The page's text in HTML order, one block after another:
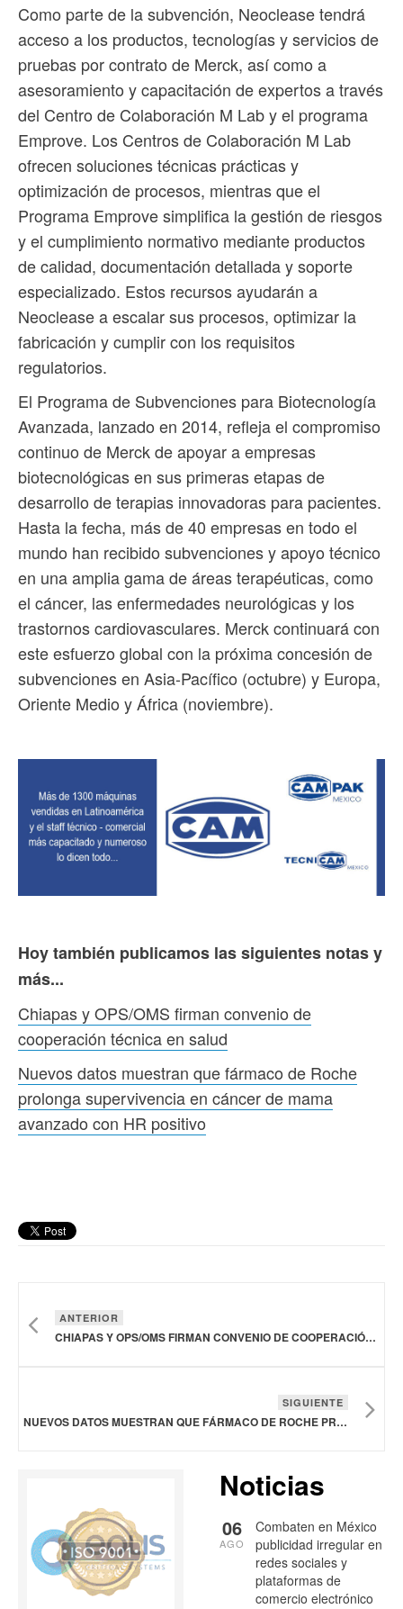
Como parte de la subvención, Neoclease tendrá
acceso a los productos, tecnologías y servicios de
pruebas por contrato de Merck, así como a
asesoramiento y capacitación de expertos a través
del Centro de Colaboración M Lab y el programa
Emprove. Los Centros de Colaboración M Lab
ofrecen soluciones técnicas prácticas y
optimización de procesos, mientras que el
Programa Emprove simplifica la gestión de riesgos
y el cumplimiento normativo mediante productos
de calidad, documentación detallada y soporte
especializado. Estos recursos ayudarán a
Neoclease a escalar sus procesos, optimizar la
fabricación y cumplir con los requisitos
regulatorios.
El Programa de Subvenciones para Biotecnología
Avanzada, lanzado en 2014, refleja el compromiso
continuo de Merck de apoyar a empresas
biotecnológicas en sus primeras etapas de
desarrollo de terapias innovadoras para pacientes.
Hasta la fecha, más de 40 empresas en todo el
mundo han recibido subvenciones y apoyo técnico
en una amplia gama de áreas terapéuticas, como
el cáncer, las enfermedades neurológicas y los
trastornos cardiovasculares. Merck continuará con
este esfuerzo global con la próxima concesión de
subvenciones en Asia-Pacífico (octubre) y Europa,
Oriente Medio y África (noviembre).
Hoy también publicamos las siguientes notas y
más...
Chiapas y OPS/OMS firman convenio de
cooperación técnica en salud
Nuevos datos muestran que fármaco de Roche
prolonga supervivencia en cáncer de mama
avanzado con HR positivo
ANTERIOR
CHIAPAS Y OPS/OMS FIRMAN CONVENIO DE COOPERACIÓN TÉCNICA EN SALUD
SIGUIENTE
NUEVOS DATOS MUESTRAN QUE FÁRMACO DE ROCHE PROLONGA SUPERVIVENCIA EN CÁNCER DE MAMA AVANZADO CON HR POSITIVO
Noticias
Combaten en México
publicidad irregular en
redes sociales y
plataformas de
comercio electrónico
06
AGO